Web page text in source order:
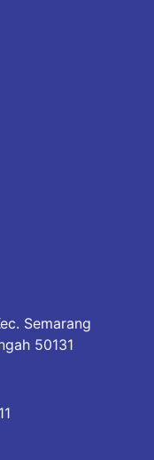
Semarang
50131